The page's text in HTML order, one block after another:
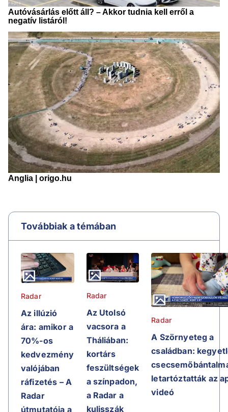
Továbbiak a témában
Radar
Az illúzió
ára: amikor a
70%-os
kedvezmény
valójában
ráfizetés – A
Radar
útmutatója a
Radar
Az Utolsó
vacsora a
Tháliában:
kortárs
feszültségek
a színpadon,
a Radar a
kulisszák
Radar
A Szörnyeteg a
családban:
letartóztatták az
videó